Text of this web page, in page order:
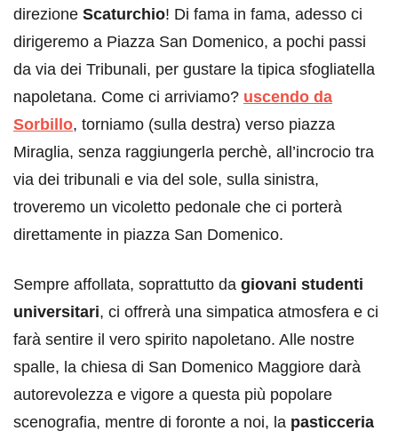
direzione Scaturchio! Di fama in fama, adesso ci
dirigeremo a Piazza San Domenico, a pochi passi
da via dei Tribunali, per gustare la tipica sfogliatella
napoletana. Come ci arriviamo? uscendo da
Sorbillo, torniamo (sulla destra) verso piazza
Miraglia, senza raggiungerla perchè, all’incrocio tra
via dei tribunali e via del sole, sulla sinistra,
troveremo un vicoletto pedonale che ci porterà
direttamente in piazza San Domenico.
Sempre affollata, soprattutto da giovani studenti
universitari, ci offrerà una simpatica atmosfera e ci
farà sentire il vero spirito napoletano. Alle nostre
spalle, la chiesa di San Domenico Maggiore darà
autorevolezza e vigore a questa più popolare
scenografia, mentre di foronte a noi, la pasticceria